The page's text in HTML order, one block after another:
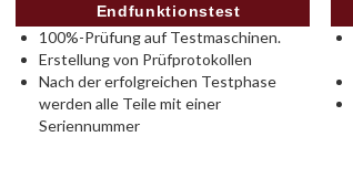
Endfunktionstest
100%-Prüfung auf Testmaschinen.
Erstellung von Prüfprotokollen
Nach der erfolgreichen Testphase
werden alle Teile mit einer
Seriennummer